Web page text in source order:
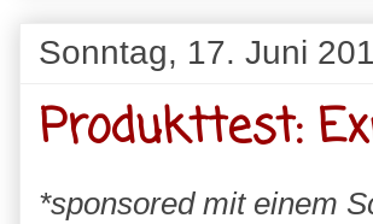
Sonntag, 17. Juni
Produkttest:
*sponsored mit einem